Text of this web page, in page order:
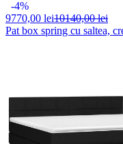
-4%
9770,00 lei10140,00 lei
Pat box spring cu saltea,